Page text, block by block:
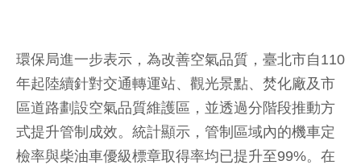
環保局進一步表示，為改善空氣品質，臺北市自110
年起陸續針對交通轉運站、觀光景點、焚化廠及市
區道路劃設空氣品質維護區，並透過分階段推動方
式提升管制成效。統計顯示，管制區域內的機車定
檢率與柴油車優級標章取得率均已提升至99%。在